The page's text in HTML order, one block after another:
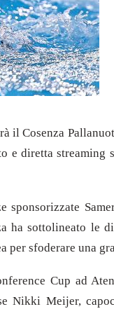
il Cosenza
diretta
ha sottolineato
per sfoderare una
Cup ad
Nikki Meijer,